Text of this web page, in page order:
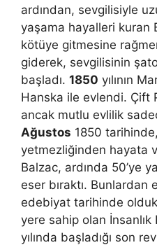
ardından, sevgilisiyle
yaşama hayalleri kuran
kötüye gitmesine
giderek, sevgilisinin
başladı. 1850 yılının
Hanska ile evlendi. Çift
ancak mutlu evlilik
Ağustos 1850
yetmezliğinden hayata
Balzac, ardında 50’ye
eser bıraktı. Bunlardan
edebiyat tarihinde
yere sahip olan İnsanlık
yılında başladığı son